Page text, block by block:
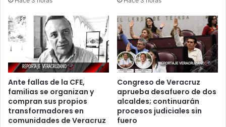
Ante fallas de la CFE,
familias se organizan y
compran sus propios
transformadores en
comunidades de Veracruz
Congreso de Veracruz
aprueba desafuero de dos
alcaldes; continuarán
procesos judiciales sin
fuero